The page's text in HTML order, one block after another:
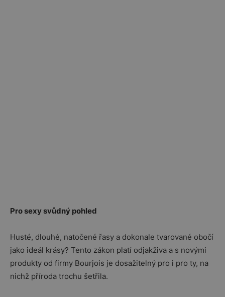
Pro sexy svůdný pohled
Husté, dlouhé, natočené řasy a dokonale tvarované obočí
jako ideál krásy? Tento zákon platí odjakživa a s novými
produkty od firmy Bourjois je dosažitelný pro i pro ty, na
nichž příroda trochu šetřila.